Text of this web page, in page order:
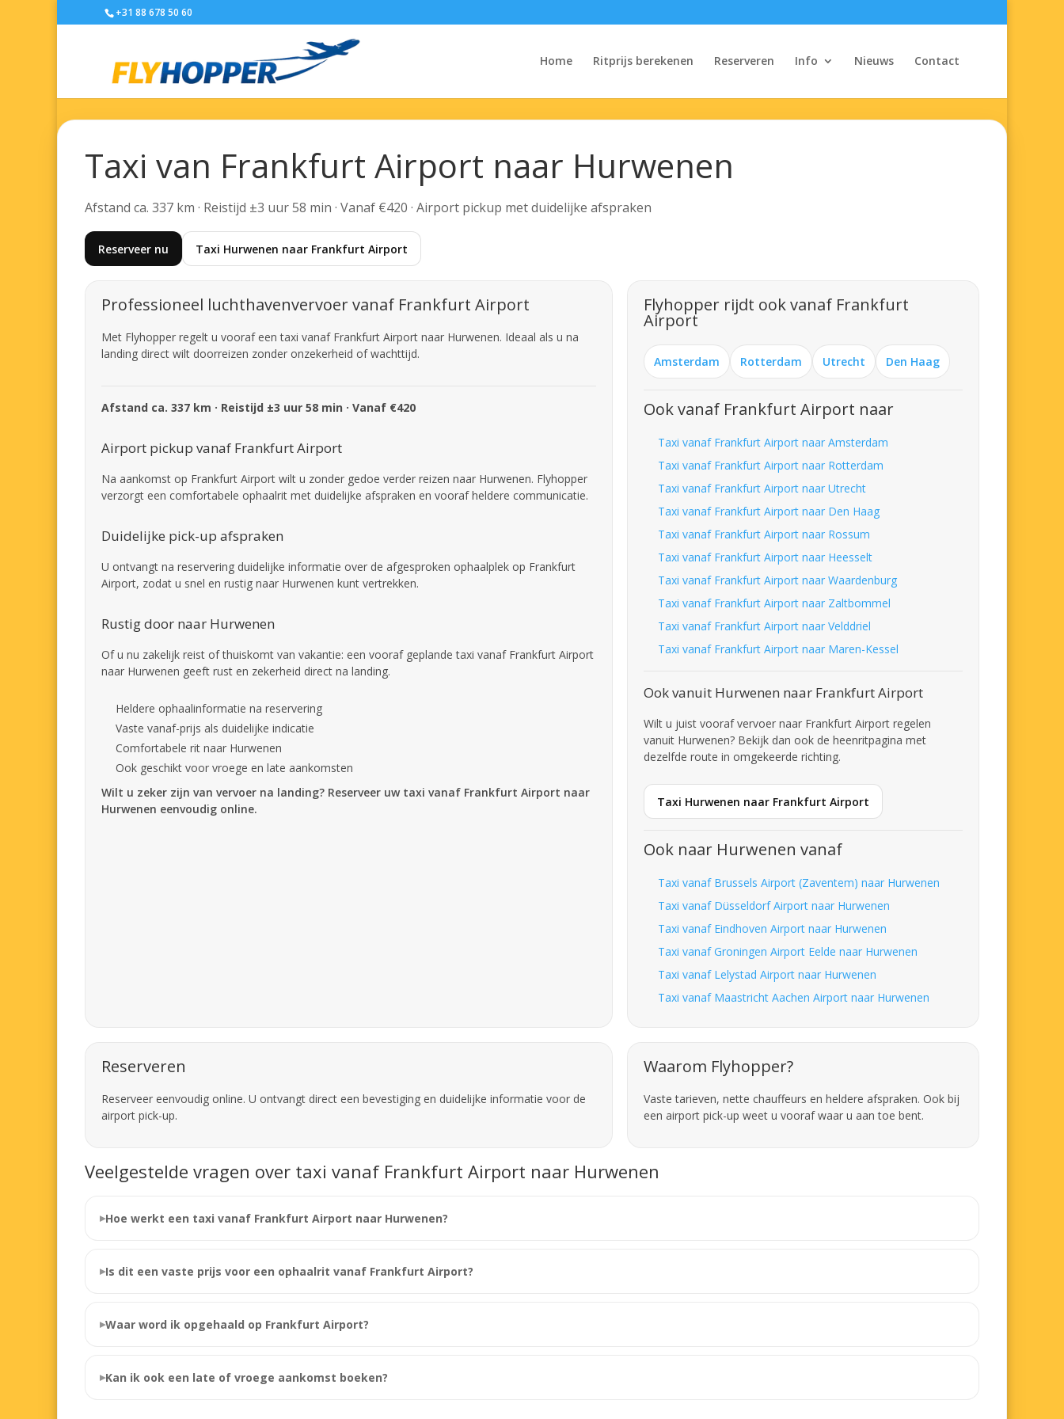
+31 88 678 50 60
Home Ritprijs berekenen Reserveren Info Nieuws Contact
Taxi van Frankfurt Airport naar Hurwenen
Afstand ca. 337 km · Reistijd ±3 uur 58 min · Vanaf €420 · Airport pickup met duidelijke afspraken
Reserveer nu Taxi Hurwenen naar Frankfurt Airport
Professioneel luchthavenvervoer vanaf Frankfurt Airport
Met Flyhopper regelt u vooraf een taxi vanaf Frankfurt Airport naar Hurwenen. Ideaal als u na
landing direct wilt doorreizen zonder onzekerheid of wachttijd.
Afstand ca. 337 km · Reistijd ±3 uur 58 min · Vanaf €420
Airport pickup vanaf Frankfurt Airport
Na aankomst op Frankfurt Airport wilt u zonder gedoe verder reizen naar Hurwenen. Flyhopper
verzorgt een comfortabele ophaalrit met duidelijke afspraken en vooraf heldere communicatie.
Duidelijke pick-up afspraken
U ontvangt na reservering duidelijke informatie over de afgesproken ophaalplek op Frankfurt
Airport, zodat u snel en rustig naar Hurwenen kunt vertrekken.
Rustig door naar Hurwenen
Of u nu zakelijk reist of thuiskomt van vakantie: een vooraf geplande taxi vanaf Frankfurt Airport
naar Hurwenen geeft rust en zekerheid direct na landing.
Heldere ophaalinformatie na reservering
Vaste vanaf-prijs als duidelijke indicatie
Comfortabele rit naar Hurwenen
Ook geschikt voor vroege en late aankomsten
Wilt u zeker zijn van vervoer na landing? Reserveer uw taxi vanaf Frankfurt Airport naar
Hurwenen eenvoudig online.
Flyhopper rijdt ook vanaf Frankfurt
Airport
Amsterdam Rotterdam Utrecht Den Haag
Ook vanaf Frankfurt Airport naar
Taxi vanaf Frankfurt Airport naar Amsterdam
Taxi vanaf Frankfurt Airport naar Rotterdam
Taxi vanaf Frankfurt Airport naar Utrecht
Taxi vanaf Frankfurt Airport naar Den Haag
Taxi vanaf Frankfurt Airport naar Rossum
Taxi vanaf Frankfurt Airport naar Heesselt
Taxi vanaf Frankfurt Airport naar Waardenburg
Taxi vanaf Frankfurt Airport naar Zaltbommel
Taxi vanaf Frankfurt Airport naar Velddriel
Taxi vanaf Frankfurt Airport naar Maren-Kessel
Ook vanuit Hurwenen naar Frankfurt Airport
Wilt u juist vooraf vervoer naar Frankfurt Airport regelen
vanuit Hurwenen? Bekijk dan ook de heenritpagina met
dezelfde route in omgekeerde richting.
Taxi Hurwenen naar Frankfurt Airport
Ook naar Hurwenen vanaf
Taxi vanaf Brussels Airport (Zaventem) naar Hurwenen
Taxi vanaf Düsseldorf Airport naar Hurwenen
Taxi vanaf Eindhoven Airport naar Hurwenen
Taxi vanaf Groningen Airport Eelde naar Hurwenen
Taxi vanaf Lelystad Airport naar Hurwenen
Taxi vanaf Maastricht Aachen Airport naar Hurwenen
Reserveren
Reserveer eenvoudig online. U ontvangt direct een bevestiging en duidelijke informatie voor de
airport pick-up.
Waarom Flyhopper?
Vaste tarieven, nette chauffeurs en heldere afspraken. Ook bij
een airport pick-up weet u vooraf waar u aan toe bent.
Veelgestelde vragen over taxi vanaf Frankfurt Airport naar Hurwenen
Hoe werkt een taxi vanaf Frankfurt Airport naar Hurwenen?
Is dit een vaste prijs voor een ophaalrit vanaf Frankfurt Airport?
Waar word ik opgehaald op Frankfurt Airport?
Kan ik ook een late of vroege aankomst boeken?